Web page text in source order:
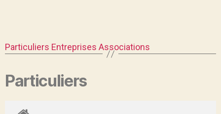
Particuliers Entreprises Associations
Particuliers